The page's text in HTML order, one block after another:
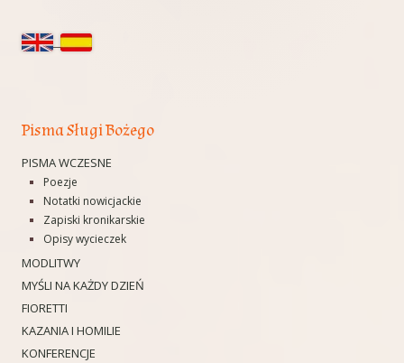
boczny
Pisma Sługi Bożego
PISMA WCZESNE
Poezje
Notatki nowicjackie
Zapiski kronikarskie
Opisy wycieczek
MODLITWY
MYŚLI NA KAŻDY DZIEŃ
FIORETTI
KAZANIA I HOMILIE
KONFERENCJE